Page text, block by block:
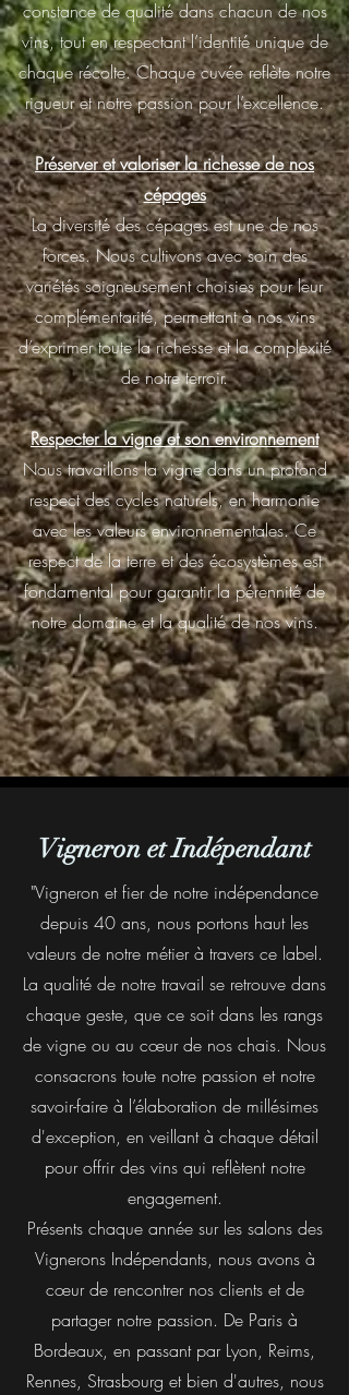
constance de qualité dans chacun de nos
vins, tout en respectant l’identité unique de
chaque récolte. Chaque cuvée reflète notre
rigueur et notre passion pour l’excellence.
Préserver et valoriser la richesse de nos
cépages
La diversité des cépages est une de nos
forces. Nous cultivons avec soin des
variétés soigneusement choisies pour leur
complémentarité, permettant à nos vins
d’exprimer toute la richesse et la complexité
de notre terroir.
Respecter la vigne et son environnement
Nous travaillons la vigne dans un profond
respect des cycles naturels, en harmonie
avec les valeurs environnementales. Ce
respect de la terre et des écosystèmes est
fondamental pour garantir la pérennité de
notre domaine et la qualité de nos vins.
Vigneron et Indépendant
"Vigneron et fier de notre indépendance
depuis 40 ans, nous portons haut les
valeurs de notre métier à travers ce label.
La qualité de notre travail se retrouve dans
chaque geste, que ce soit dans les rangs
de vigne ou au cœur de nos chais. Nous
consacrons toute notre passion et notre
savoir-faire à l’élaboration de millésimes
d'exception, en veillant à chaque détail
pour offrir des vins qui reflètent notre
engagement.
Présents chaque année sur les salons des
Vignerons Indépendants, nous avons à
cœur de rencontrer nos clients et de
partager notre passion. De Paris à
Bordeaux, en passant par Lyon, Reims,
Rennes, Strasbourg et bien d'autres, nous